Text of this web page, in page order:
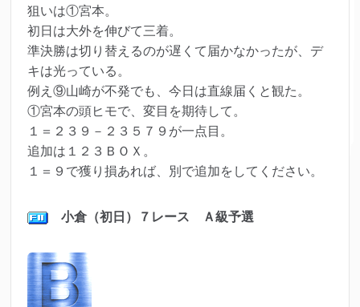
狙いは①宮本。
初日は大外を伸びて三着。
準決勝は切り替えるのが遅くて届かなかったが、デ
キは光っている。
例え⑨山崎が不発でも、今日は直線届くと観た。
①宮本の頭ヒモで、変目を期待して。
１＝２３９－２３５７９が一点目。
追加は１２３ＢＯＸ。
１＝９で獲り損あれば、別で追加をしてください。
小倉（初日）７レース Ａ級予選